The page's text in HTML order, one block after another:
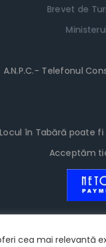
cea mai relevantă
Brevet de
A.N.P.C.- Telefonul
în Tabără poate
Acceptăm